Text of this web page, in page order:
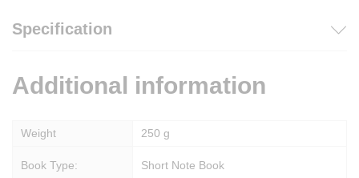
Specification
Additional information
Weight 250 g
Book Type: Short Note Book